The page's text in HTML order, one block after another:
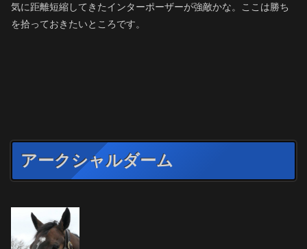
気に距離短縮してきたインターポーザーが強敵かな。ここは勝ち
を拾っておきたいところです。
アークシャルダーム